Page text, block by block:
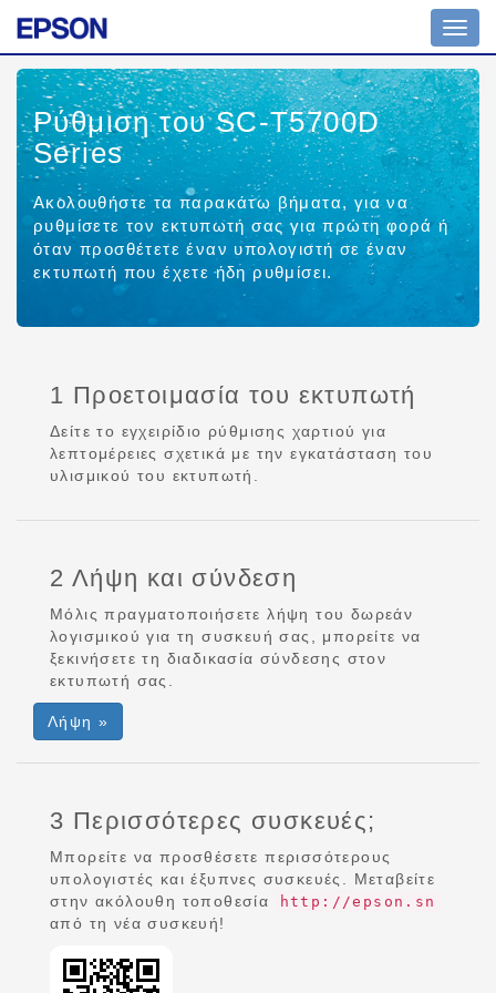
Ρύθμιση του SC-T5700D
Series
Ακολουθήστε τα παρακάτω βήματα, για να
ρυθμίσετε τον εκτυπωτή σας για πρώτη φορά ή
όταν προσθέτετε έναν υπολογιστή σε έναν
εκτυπωτή που έχετε ήδη ρυθμίσει.
1 Προετοιμασία του εκτυπωτή
Δείτε το εγχειρίδιο ρύθμισης χαρτιού για
λεπτομέρειες σχετικά με την εγκατάσταση του
υλισμικού του εκτυπωτή.
2 Λήψη και σύνδεση
Μόλις πραγματοποιήσετε λήψη του δωρεάν
λογισμικού για τη συσκευή σας, μπορείτε να
ξεκινήσετε τη διαδικασία σύνδεσης στον
εκτυπωτή σας.
Λήψη »
3 Περισσότερες συσκευές;
Μπορείτε να προσθέσετε περισσότερους
υπολογιστές και έξυπνες συσκευές. Μεταβείτε
στην ακόλουθη τοποθεσία
http://epson.sn
από τη νέα συσκευή!